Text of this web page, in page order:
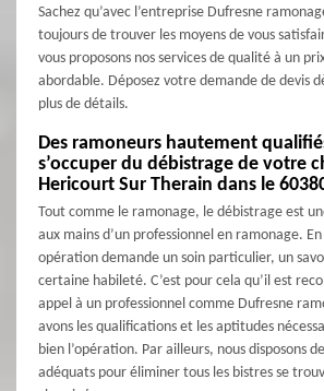
Sachez qu’avec l’entreprise Dufresne
toujours de trouver les moyens de vous
vous proposons nos services de qualité à un
abordable. Déposez votre demande de devis
plus de détails.
Des ramoneurs hautement
s’occuper du débistrage de votre
Hericourt Sur Therain dans le
Tout comme le ramonage, le débistrage est
aux mains d’un professionnel en ramonage.
opération demande un soin particulier, un
certaine habileté. C’est pour cela qu’il est
appel à un professionnel comme Dufresne
avons les qualifications et les aptitudes
bien l’opération. Par ailleurs, nous disposons
adéquats pour éliminer tous les bistres se